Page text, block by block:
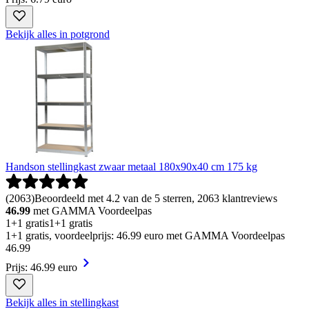
Bekijk alles in potgrond
Handson stellingkast zwaar metaal 180x90x40 cm 175 kg
(2063)Beoordeeld met 4.2 van de 5 sterren, 2063 klantreviews
46.99 met GAMMA Voordeelpas
1+1 gratis1+1 gratis
1+1 gratis, voordeelprijs: 46.99 euro met GAMMA Voordeelpas
46.99
Prijs: 46.99 euro
Bekijk alles in stellingkast